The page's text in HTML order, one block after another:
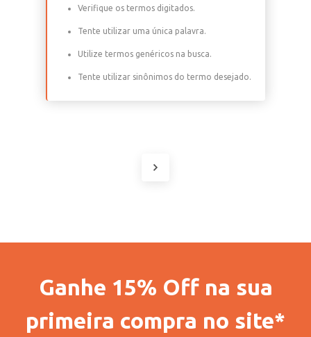
Verifique os termos digitados.
Tente utilizar uma única palavra.
Utilize termos genéricos na busca.
Tente utilizar sinônimos do termo desejado.
Ganhe 15% Off na sua
primeira compra no site*